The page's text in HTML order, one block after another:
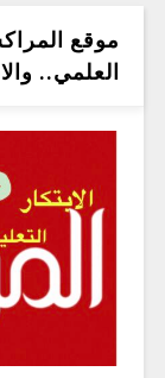
موقع
العلمي..